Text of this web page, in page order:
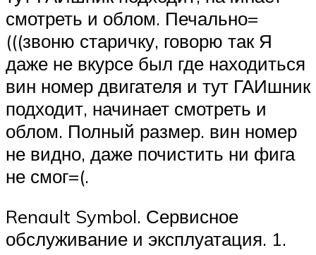
смотреть и облом. Печально=
(((звоню старичку, говорю так Я
даже не вкурсе был где находиться
вин номер двигателя и тут ГАИшник
подходит, начинает смотреть и
облом. Полный размер. вин номер
не видно, даже почистить ни фига
не смог=(.
Renault Symbol. Сервисное
обслуживание и эксплуатация. 1.